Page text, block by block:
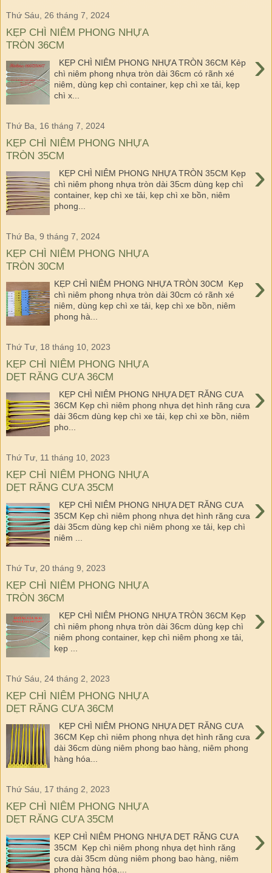
Thứ Sáu, 26 tháng 7, 2024
KẸP CHÌ NIÊM PHONG NHỰA
TRÒN 36CM
›
KẸP CHÌ NIÊM PHONG NHỰA TRÒN 36CM Kẻp
chì niêm phong nhựa tròn dài 36cm có rãnh xé
niêm, dùng kẹp chì container, kẹp chì xe tải, kẹp
chì x...
Thứ Ba, 16 tháng 7, 2024
KẸP CHÌ NIÊM PHONG NHỰA
TRÒN 35CM
›
KẸP CHÌ NIÊM PHONG NHỰA TRÒN 35CM Kẹp
chì niêm phong nhựa tròn dài 35cm dùng kẹp chì
container, kẹp chì xe tải, kẹp chì xe bồn, niêm
phong...
Thứ Ba, 9 tháng 7, 2024
KẸP CHÌ NIÊM PHONG NHỰA
TRÒN 30CM
›
KẸP CHÌ NIÊM PHONG NHỰA TRÒN 30CM Kẹp
chì niêm phong nhựa tròn dài 30cm có rãnh xé
niêm, dùng kẹp chì xe tải, kẹp chì xe bồn, niêm
phong hà...
Thứ Tư, 18 tháng 10, 2023
KẸP CHÌ NIÊM PHONG NHỰA
DẸT RĂNG CƯA 36CM
›
KẸP CHÌ NIÊM PHONG NHỰA DẸT RĂNG CƯA
36CM Kẹp chì niêm phong nhựa dẹt hình răng cưa
dài 36cm dùng kẹp chì xe tải, kẹp chì xe bồn, niêm
pho...
Thứ Tư, 11 tháng 10, 2023
KẸP CHÌ NIÊM PHONG NHỰA
DẸT RĂNG CƯA 35CM
›
KẸP CHÌ NIÊM PHONG NHỰA DẸT RĂNG CƯA
35CM Kẹp chì niêm phong nhựa dẹt hình răng cưa
dài 35cm dùng kẹp chì niêm phong xe tải, kẹp chì
niêm ...
Thứ Tư, 20 tháng 9, 2023
KẸP CHÌ NIÊM PHONG NHỰA
TRÒN 36CM
›
KẸP CHÌ NIÊM PHONG NHỰA TRÒN 36CM Kẹp
chì niêm phong nhựa tròn dài 36cm dùng kẹp chì
niêm phong container, kẹp chì niêm phong xe tải,
kẹp ...
Thứ Sáu, 24 tháng 2, 2023
KẸP CHÌ NIÊM PHONG NHỰA
DẸT RĂNG CƯA 36CM
›
KẸP CHÌ NIÊM PHONG NHỰA DẸT RĂNG CƯA
36CM Kẹp chì niêm phong nhựa dẹt hình răng cưa
dài 36cm dùng niêm phong bao hàng, niêm phong
hàng hóa...
Thứ Sáu, 17 tháng 2, 2023
KẸP CHÌ NIÊM PHONG NHỰA
DẸT RĂNG CƯA 35CM
›
KẸP CHÌ NIÊM PHONG NHỰA DẸT RĂNG CƯA
35CM Kẹp chì niêm phong nhựa dẹt hình răng
cưa dài 35cm dùng niêm phong bao hàng, niêm
phong hàng hóa,...